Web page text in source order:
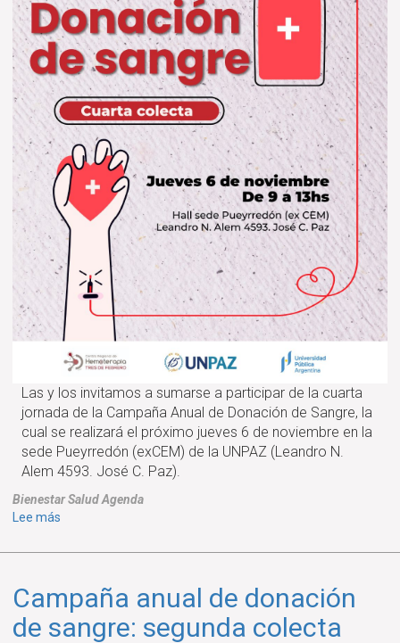
Las y los invitamos a sumarse a participar de la cuarta
jornada de la Campaña Anual de Donación de Sangre, la
cual se realizará el próximo jueves 6 de noviembre en la
sede Pueyrredón (exCEM) de la UNPAZ (Leandro N.
Alem 4593. José C. Paz).
BienestarSaludAgenda
Lee más
anual
donación
de
sangre:
Campaña anual de donación
de sangre: segunda colecta